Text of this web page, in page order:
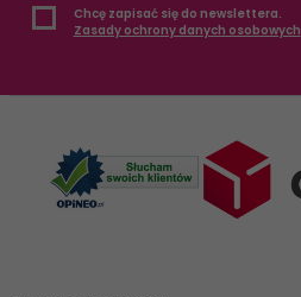
Chcę zapisać się do newslettera.
Zasady ochrony danych osobowych